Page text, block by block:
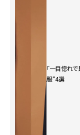
「一目惚れ
服”4選